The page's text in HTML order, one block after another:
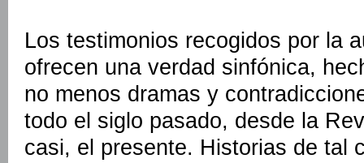
Los testimonios recogidos por la
ofrecen una verdad sinfónica,
no menos dramas y
todo el siglo pasado, desde la
casi, el presente. Historias de tal